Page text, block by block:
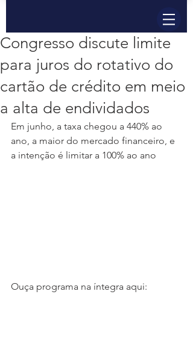
Congresso discute limite
para juros do rotativo do
cartão de crédito em meio
a alta de endividados
Em junho, a taxa chegou a 440% ao
ano, a maior do mercado financeiro, e
a intenção é limitar a 100% ao ano
Ouça programa na íntegra aqui: